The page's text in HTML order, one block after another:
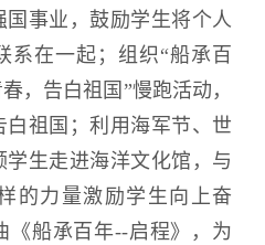
事业，鼓励学生将个人
系在一起；组织“船承百
，告白祖国”慢跑活动，
祖国；利用海军节、世
生走进海洋文化馆，与
的力量激励学生向上奋
《船承百年--启程》，为